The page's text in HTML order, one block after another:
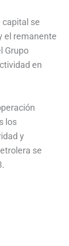
capital se
el remanente
Grupo
en
los
y
se